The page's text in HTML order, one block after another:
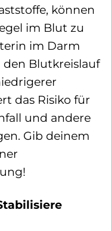
können
im Blut zu
im Darm
den Blutkreislauf
das Risiko für
und andere
Gib deinem